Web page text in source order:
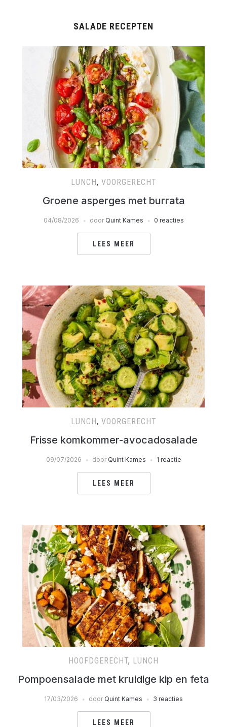
SALADE RECEPTEN
LUNCH, VOORGERECHT
Groene asperges met burrata
04/08/2026 door Quint Kames 0 reacties
LEES MEER
LUNCH, VOORGERECHT
Frisse komkommer-avocadosalade
09/07/2026 door Quint Kames 1 reactie
LEES MEER
HOOFDGERECHT, LUNCH
Pompoensalade met kruidige kip en feta
17/03/2026 door Quint Kames 3 reacties
LEES MEER